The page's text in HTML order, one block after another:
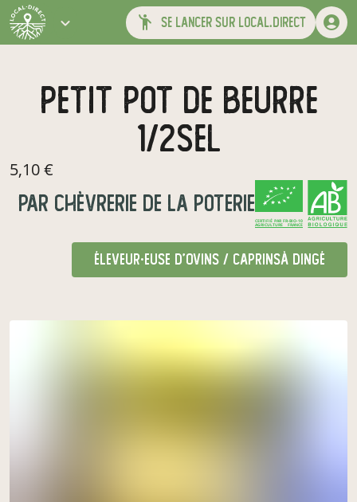
se lancer sur local.direct
Petit pot de beurre
1/2sel
5,10 €
par Chèvrerie de la Poterie
CERTIFIÉ PAR FR-BIO-10
AGRICULTURE FRANCE
éleveur·euse d'ovins / caprinsà Dingé